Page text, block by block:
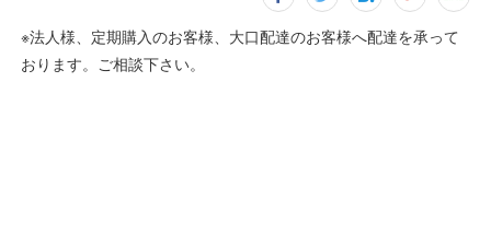
※法人様、定期購入のお客様、大口配達のお客様へ配達を承って
おります。ご相談下さい。